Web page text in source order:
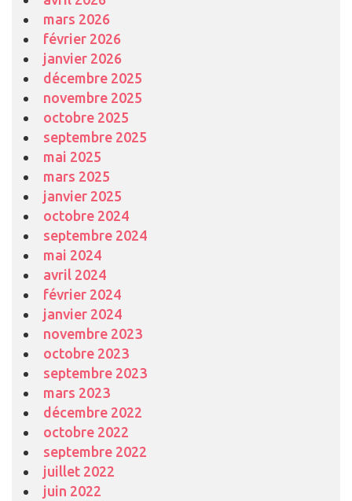
mars 2026
février 2026
janvier 2026
décembre 2025
novembre 2025
octobre 2025
septembre 2025
mai 2025
mars 2025
janvier 2025
octobre 2024
septembre 2024
mai 2024
avril 2024
février 2024
janvier 2024
novembre 2023
octobre 2023
septembre 2023
mars 2023
décembre 2022
octobre 2022
septembre 2022
juillet 2022
juin 2022